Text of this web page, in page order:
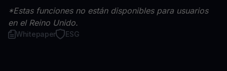
*Estas funciones no están disponibles para usuarios
en el Reino Unido.
Whitepaper ESG